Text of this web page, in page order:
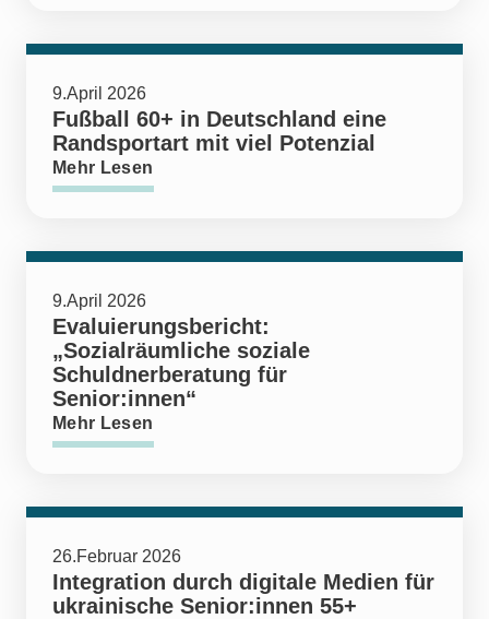
9.April 2026
Fußball 60+ in Deutschland eine
Randsportart mit viel Potenzial
Mehr Lesen
9.April 2026
Evaluierungsbericht:
„Sozialräumliche soziale
Schuldnerberatung für
Senior:innen“
Mehr Lesen
26.Februar 2026
Integration durch digitale Medien für
ukrainische Senior:innen 55+